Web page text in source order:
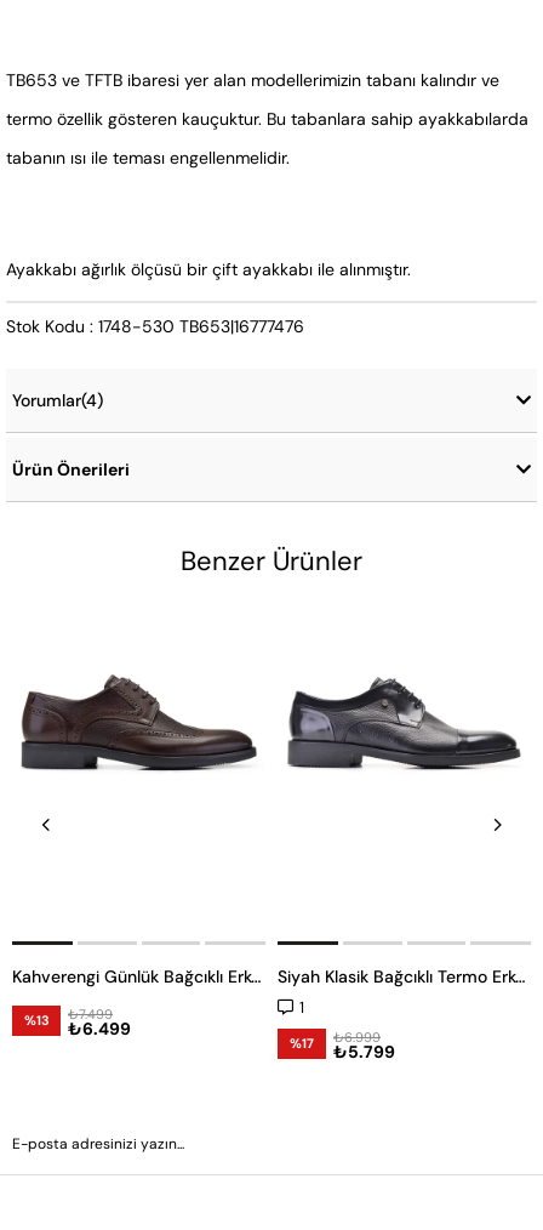
TB653 ve TFTB ibaresi yer alan modellerimizin tabanı kalındır ve
termo özellik gösteren kauçuktur. Bu tabanlara sahip ayakkabılarda
tabanın ısı ile teması engellenmelidir.
Ayakkabı ağırlık ölçüsü bir çift ayakkabı ile alınmıştır.
Stok Kodu : 1748-530 TB653|16777476
Yorumlar(4)
Ürün Önerileri
Benzer Ürünler
Kahverengi Günlük Bağcıklı Erkek Ayakkabı -11973-
%13 ₺6.499
₺7.499
Siyah Klasik Bağcıklı Termo Erkek Ayakkabı -11958-
1
%17 ₺5.799
₺6.999